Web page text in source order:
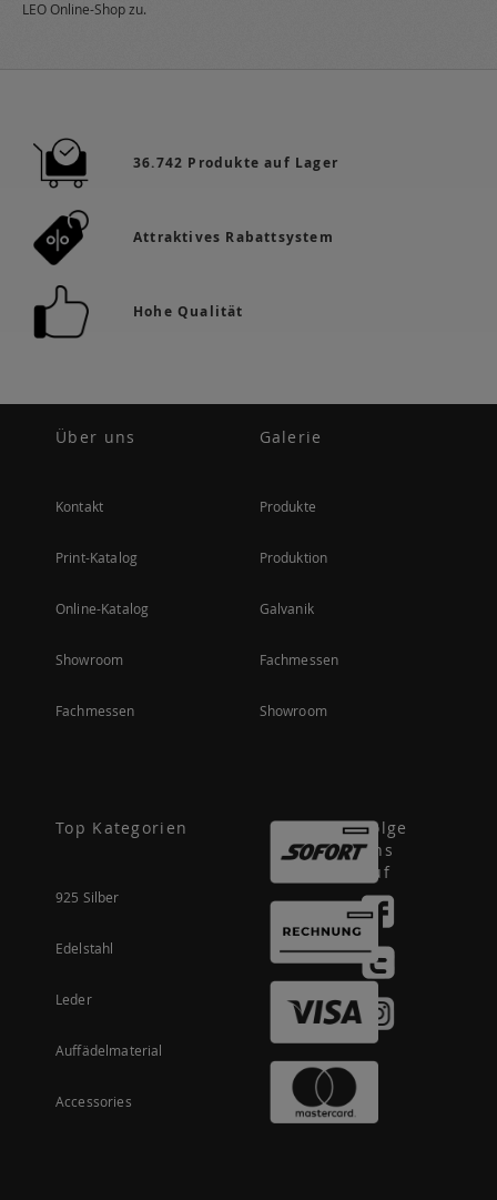
a:
LEO Online-Shop zu.
36.742 Produkte auf Lager
Attraktives Rabattsystem
Hohe Qualität
Über uns
Kontakt
Print-Katalog
Online-Katalog
Showroom
Fachmessen
Galerie
Produkte
Produktion
Galvanik
Fachmessen
Showroom
Top Kategorien
925 Silber
Edelstahl
Leder
Auffädelmaterial
Accessories
Folge
uns
auf